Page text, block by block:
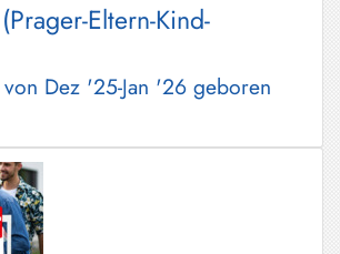
Eltern-Kind-
Dez '25-Jan '26 geboren